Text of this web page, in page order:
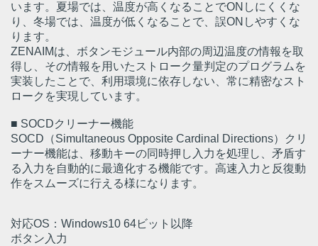
います。夏場では、温度が高くなることでONしにくくな
り、冬場では、温度が低くなることで、誤ONしやすくな
ります。
ZENAIMは、ボタンモジュール内部の周辺温度の情報を取
得し、その情報を用いたストローク量判定のプログラムを
実装したことで、利用環境に依存しない、常に精密なスト
ロークを実現しています。
■ SOCDクリーナー機能
SOCD（Simultaneous Opposite Cardinal Directions）クリ
ーナー機能は、移動キーの同時押し入力を処理し、矛盾す
る入力を自動的に最適化する機能です。高速入力と反復動
作をスムーズに行える様になります。
対応OS：Windows10 64ビット以降
ボタン入力